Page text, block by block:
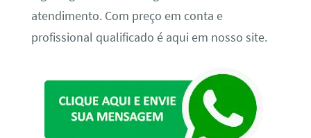
atendimento. Com preço em conta e
profissional qualificado é aqui em nosso site.